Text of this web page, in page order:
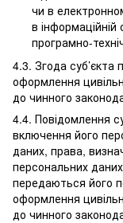
чи в
в
програмно-
4.3. Згода суб’єкта
оформлення
до чинного
4.4. Повідомлення
включення його
даних, права,
персональних
передаються його
оформлення
до чинного